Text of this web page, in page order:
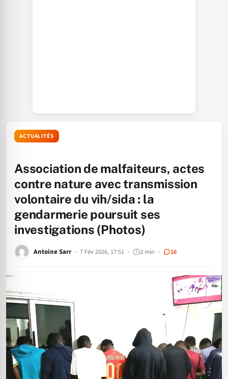
ACTUALITÉS
Association de malfaiteurs, actes
contre nature avec transmission
volontaire du vih/sida : la
gendarmerie poursuit ses
investigations (Photos)
Antoine Sarr 7 Fév 2026, 17:51 2 min 16